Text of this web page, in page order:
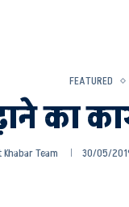
FEATURED
Team 30/05/